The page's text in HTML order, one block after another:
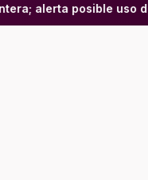
alerta posible uso de